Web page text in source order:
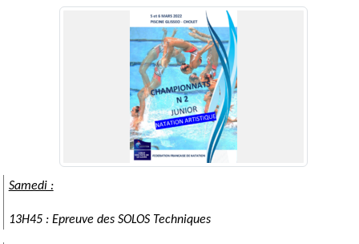
Samedi :
13H45 : Epreuve des SOLOS Techniques